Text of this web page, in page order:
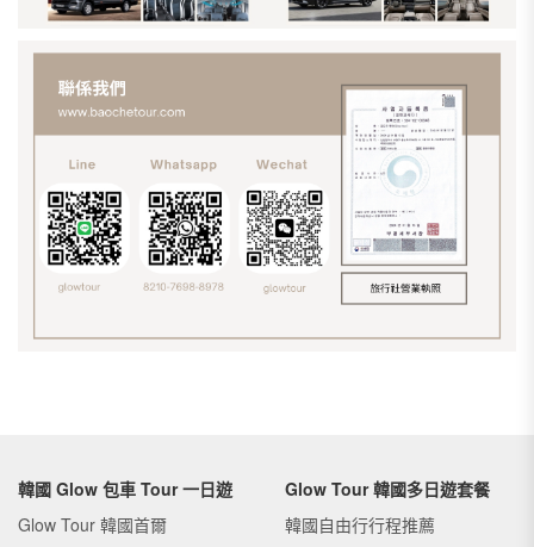
韓國 Glow 包車 Tour 一日遊
Glow Tour 韓國首爾
Glow Tour 韓國多日遊套餐
韓國自由行行程推薦